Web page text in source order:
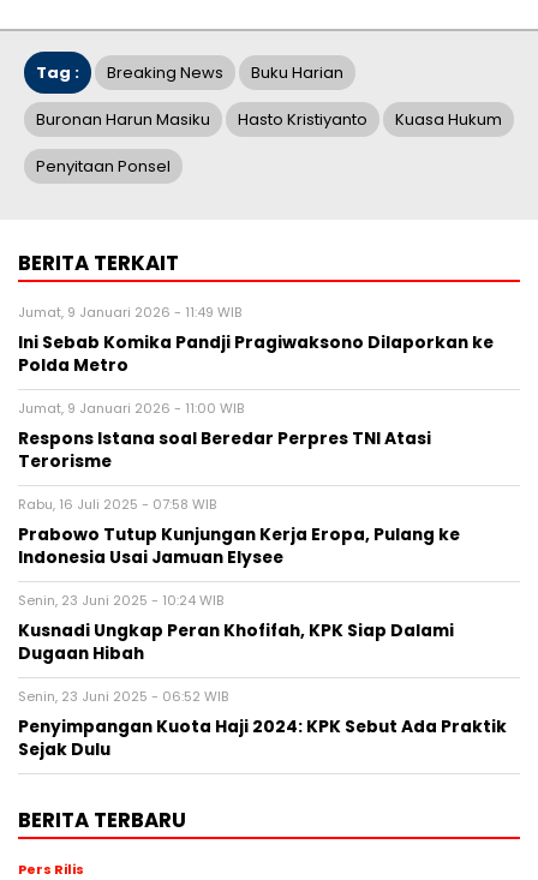
Tag : Breaking News Buku Harian
Buronan Harun Masiku Hasto Kristiyanto Kuasa Hukum
Penyitaan Ponsel
BERITA TERKAIT
Jumat, 9 Januari 2026 - 11:49 WIB
Ini Sebab Komika Pandji Pragiwaksono Dilaporkan ke
Polda Metro
Jumat, 9 Januari 2026 - 11:00 WIB
Respons Istana soal Beredar Perpres TNI Atasi
Terorisme
Rabu, 16 Juli 2025 - 07:58 WIB
Prabowo Tutup Kunjungan Kerja Eropa, Pulang ke
Indonesia Usai Jamuan Elysee
Senin, 23 Juni 2025 - 10:24 WIB
Kusnadi Ungkap Peran Khofifah, KPK Siap Dalami
Dugaan Hibah
Senin, 23 Juni 2025 - 06:52 WIB
Penyimpangan Kuota Haji 2024: KPK Sebut Ada Praktik
Sejak Dulu
BERITA TERBARU
Pers Rilis